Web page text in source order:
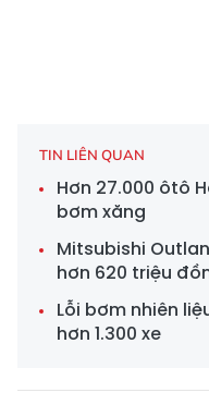
TIN LIÊN QUAN
Hơn 27.000 ôtô
bơm xăng
Mitsubishi
hơn 620 triệu
Lỗi bơm nhiên
hơn 1.300 xe